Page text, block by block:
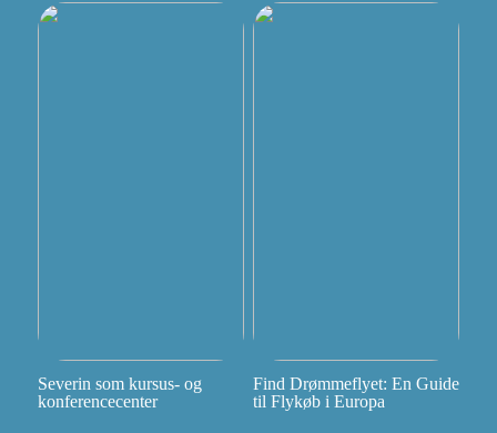
Severin som kursus- og
konferencecenter
Find Drømmeflyet: En Guide
til Flykøb i Europa